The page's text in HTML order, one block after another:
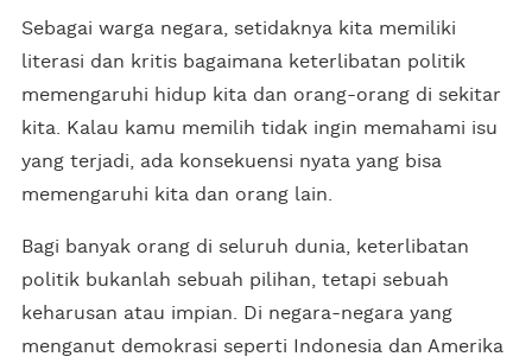
Sebagai warga negara, setidaknya kita memiliki
literasi dan kritis bagaimana keterlibatan politik
memengaruhi hidup kita dan orang-orang di sekitar
kita. Kalau kamu memilih tidak ingin memahami isu
yang terjadi, ada konsekuensi nyata yang bisa
memengaruhi kita dan orang lain.
Bagi banyak orang di seluruh dunia, keterlibatan
politik bukanlah sebuah pilihan, tetapi sebuah
keharusan atau impian. Di negara-negara yang
menganut demokrasi seperti Indonesia dan Amerika